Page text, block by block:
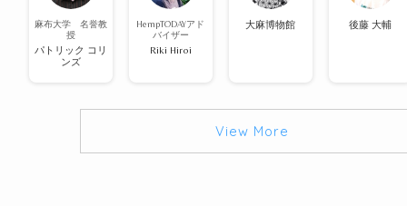
麻布大学 名誉教
授
パトリック コリ
ンズ
HempTODAYアド
バイザー
Riki Hiroi
大麻博物館 後藤 大輔
View More